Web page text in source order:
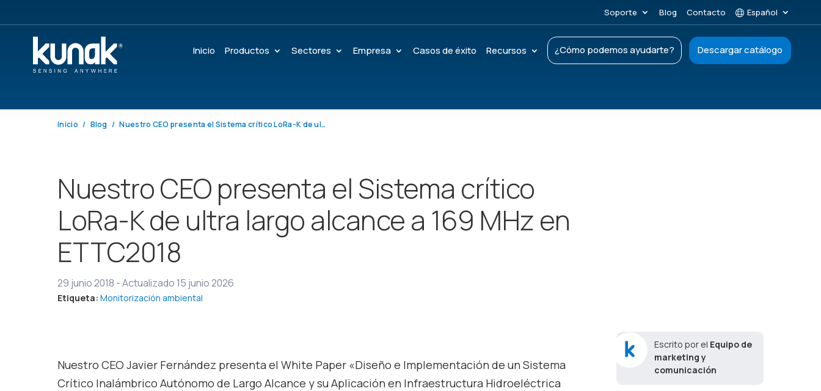
Soporte Blog Contacto Español
Inicio Productos Sectores Empresa Casos de éxito Recursos ¿Cómo podemos ayudarte? Descargar catálogo
Inicio Blog Nuestro CEO presenta el Sistema crítico LoRa-K de ultra largo alcance a 169 MHz en ETTC2018
Nuestro CEO presenta el Sistema crítico
LoRa-K de ultra largo alcance a 169 MHz en
ETTC2018
29 junio 2018 -Actualizado 15 junio 2026
Etiqueta:Monitorización ambiental
Nuestro CEO Javier Fernández presenta el White Paper «Diseño e Implementación de un Sistema
Crítico Inalámbrico Autónomo de Largo Alcance y su Aplicación en Infraestructura Hidroeléctrica
Escrito por el Equipo de
marketing y
comunicación